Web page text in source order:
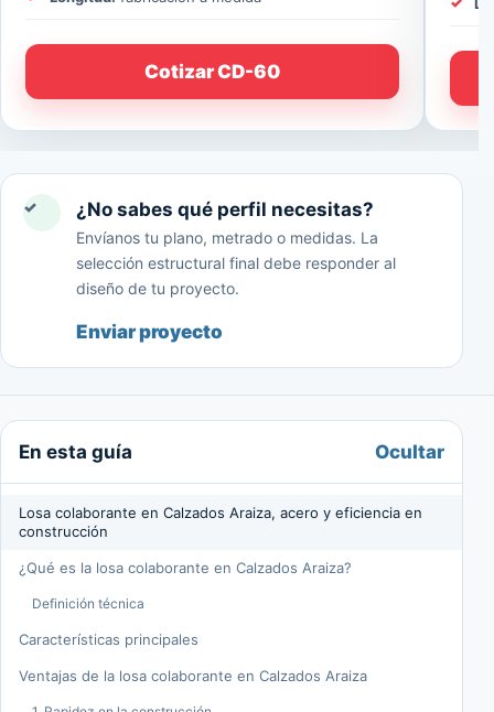
Cotizar CD-60
✓ ¿No sabes qué perfil necesitas?
Envíanos tu plano, metrado o medidas. La
selección estructural final debe responder al
diseño de tu proyecto.
Enviar proyecto
En esta guía Ocultar
Losa colaborante en Calzados Araiza, acero y eficiencia en
construcción
¿Qué es la losa colaborante en Calzados Araiza?
Definición técnica
Características principales
Ventajas de la losa colaborante en Calzados Araiza